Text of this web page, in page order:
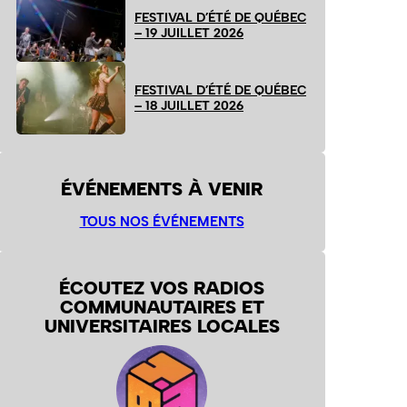
FESTIVAL D’ÉTÉ DE QUÉBEC
– 19 JUILLET 2026
FESTIVAL D’ÉTÉ DE QUÉBEC
– 18 JUILLET 2026
ÉVÉNEMENTS À VENIR
TOUS NOS ÉVÉNEMENTS
ÉCOUTEZ VOS RADIOS
COMMUNAUTAIRES ET
UNIVERSITAIRES LOCALES